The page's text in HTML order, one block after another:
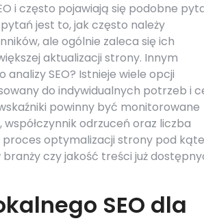
i często pojawiają się podobne
jest to, jak często należy
ale ogólnie zaleca się ich
aktualizacji strony. Innym
SEO? Istnieje wiele opcji
do indywidualnych potrzeb i
powinny być monitorowane
odrzuceń oraz liczba
proces optymalizacji strony pod
branży czy jakość treści już
SEO dla